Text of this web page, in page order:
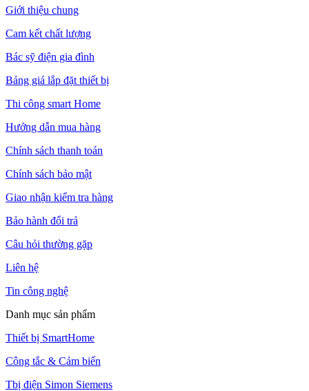
Giới thiệu chung
Cam kết chất lượng
Bác sỹ điện gia đình
Bảng giá lắp đặt thiết bị
Thi công smart Home
Hướng dẫn mua hàng
Chính sách thanh toán
Chính sách bảo mật
Giao nhận kiểm tra hàng
Bảo hành đổi trả
Câu hỏi thường gặp
Liên hệ
Tin công nghệ
Danh mục sản phẩm
Thiết bị SmartHome
Công tắc & Cảm biến
Tbị điện Simon Siemens